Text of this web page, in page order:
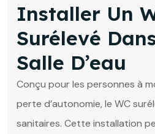
Installer Un
Surélevé
Salle D’eau
Conçu pour les personnes à
perte d’autonomie, le WC
sanitaires. Cette installation